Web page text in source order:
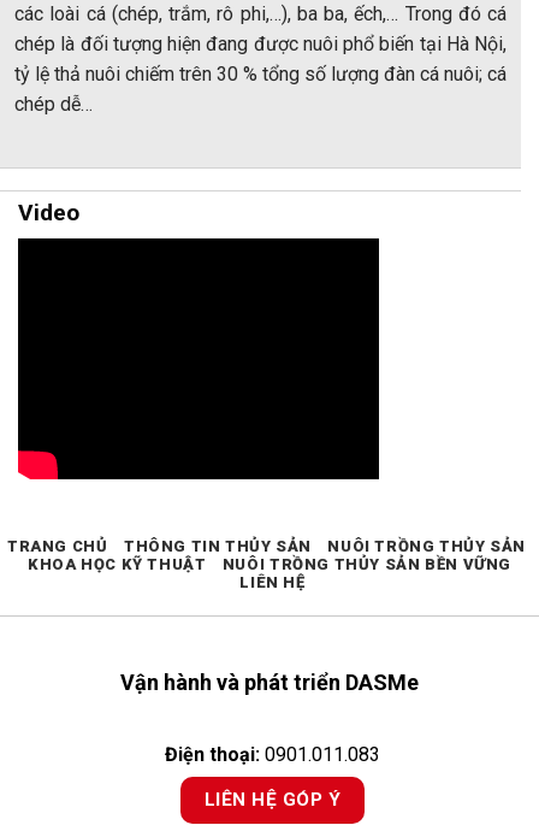
các loài cá (chép, trắm, rô phi,…), ba ba, ếch,… Trong đó cá
chép là đối tượng hiện đang được nuôi phổ biến tại Hà Nội,
tỷ lệ thả nuôi chiếm trên 30 % tổng số lượng đàn cá nuôi; cá
chép dễ…
Video
Vận hành và phát triển DASMe
Điện thoại: 0901.011.083
LIÊN HỆ GÓP Ý
TRANG CHỦ THÔNG TIN THỦY SẢN
NUÔI TRỒNG THỦY SẢN
KHOA HỌC KỸ THUẬT
NUÔI TRỒNG THỦY SẢN BỀN VỮNG
LIÊN HỆ